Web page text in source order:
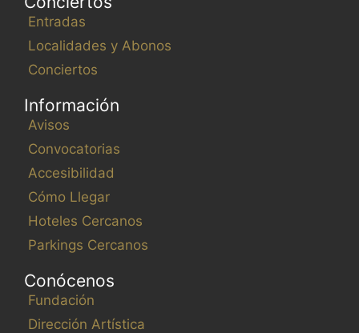
Entradas
Localidades y Abonos
Conciertos
Información
Avisos
Convocatorias
Accesibilidad
Cómo Llegar
Hoteles Cercanos
Parkings Cercanos
Conócenos
Fundación
Dirección Artística